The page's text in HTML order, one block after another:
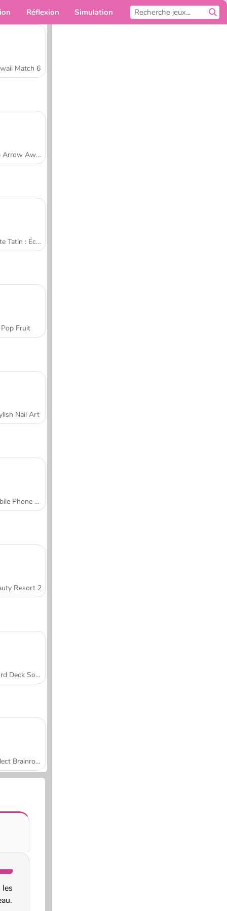
Réflexion Simulation
Match 6
Tap Arrow Away
Tarte Tatin : École de cuisine de Sara
Pop Fruit
Nail Art
Mobile Phone Case Design & DIY
Resort 2
Word Deck Solitaire
Collect Brainrot Arena